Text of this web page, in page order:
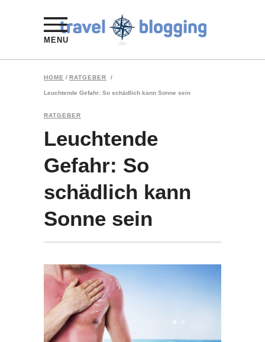
MENU
HOME / RATGEBER /
Leuchtende Gefahr: So schädlich kann Sonne sein
RATGEBER
Leuchtende
Gefahr: So
schädlich kann
Sonne sein